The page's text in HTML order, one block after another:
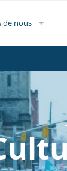
de nous